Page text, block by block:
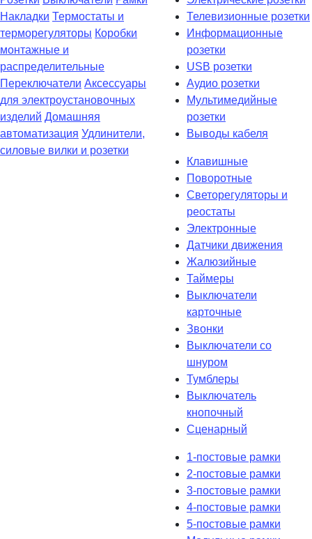
Накладки Термостаты и
терморегуляторы Коробки
монтажные и
распределительные
Переключатели Аксессуары
для электроустановочных
изделий Домашняя
автоматизация Удлинители,
силовые вилки и розетки
Телевизионные розетки
Информационные
розетки
USB розетки
Аудио розетки
Мультимедийные
розетки
Выводы кабеля
Клавишные
Поворотные
Светорегуляторы и
реостаты
Электронные
Датчики движения
Жалюзийные
Таймеры
Выключатели
карточные
Звонки
Выключатели со
шнуром
Тумблеры
Выключатель
кнопочный
Сценарный
1-постовые рамки
2-постовые рамки
3-постовые рамки
4-постовые рамки
5-постовые рамки